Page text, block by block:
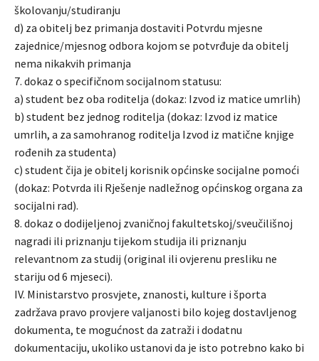
školovanju/studiranju
d) za obitelj bez primanja dostaviti Potvrdu mjesne
zajednice/mjesnog odbora kojom se potvrđuje da obitelj
nema nikakvih primanja
7. dokaz o specifičnom socijalnom statusu:
a) student bez oba roditelja (dokaz: Izvod iz matice umrlih)
b) student bez jednog roditelja (dokaz: Izvod iz matice
umrlih, a za samohranog roditelja Izvod iz matične knjige
rođenih za studenta)
c) student čija je obitelj korisnik općinske socijalne pomoći
(dokaz: Potvrda ili Rješenje nadležnog općinskog organa za
socijalni rad).
8. dokaz o dodijeljenoj zvaničnoj fakultetskoj/sveučilišnoj
nagradi ili priznanju tijekom studija ili priznanju
relevantnom za studij (original ili ovjerenu presliku ne
stariju od 6 mjeseci).
IV. Ministarstvo prosvjete, znanosti, kulture i športa
zadržava pravo provjere valjanosti bilo kojeg dostavljenog
dokumenta, te mogućnost da zatraži i dodatnu
dokumentaciju, ukoliko ustanovi da je isto potrebno kako bi